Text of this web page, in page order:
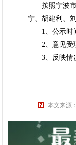
按照宁波市
宁、胡建利、
1、公示时间
2、意见受理
3、反映情况
本文来源：